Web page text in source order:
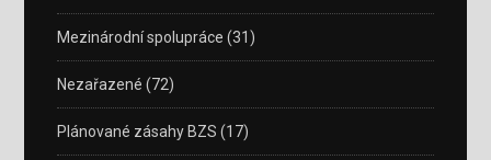
Mezinárodní spolupráce (31)
Nezařazené (72)
Plánované zásahy BZS (17)